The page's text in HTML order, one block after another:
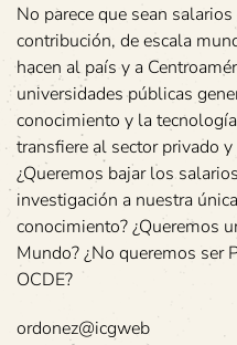
No parece que sean
contribución, de escala
hacen al país y a
universidades públicas
conocimiento y la
transfiere al sector privado
¿Queremos bajar los
investigación a nuestra
conocimiento? ¿Queremos
Mundo? ¿No queremos ser
OCDE?
ordonez@icgweb